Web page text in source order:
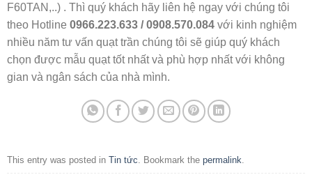
F60TAN,..) . Thì quý khách hãy liên hệ ngay với chúng tôi
theo Hotline 0966.223.633 / 0908.570.084 với kinh nghiệm
nhiều năm tư vấn quạt trần chúng tôi sẽ giúp quý khách
chọn được mẫu quạt tốt nhất và phù hợp nhất với không
gian và ngân sách của nhà mình.
This entry was posted in Tin tức . Bookmark the permalink